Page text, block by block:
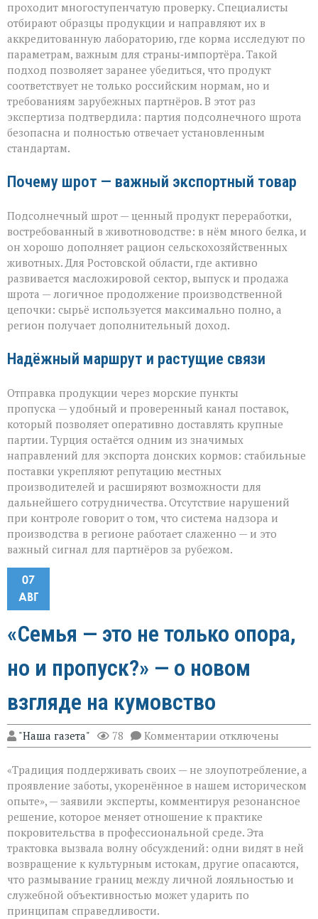
проходит многоступенчатую проверку. Специалисты
отбирают образцы продукции и направляют их в
аккредитованную лабораторию, где корма исследуют по
параметрам, важным для страны‑импортёра. Такой
подход позволяет заранее убедиться, что продукт
соответствует не только российским нормам, но и
требованиям зарубежных партнёров. В этот раз
экспертиза подтвердила: партия подсолнечного шрота
безопасна и полностью отвечает установленным
стандартам.
Почему шрот — важный экспортный товар
Подсолнечный шрот — ценный продукт переработки,
востребованный в животноводстве: в нём много белка, и
он хорошо дополняет рацион сельскохозяйственных
животных. Для Ростовской области, где активно
развивается масложировой сектор, выпуск и продажа
шрота — логичное продолжение производственной
цепочки: сырьё используется максимально полно, а
регион получает дополнительный доход.
Надёжный маршрут и растущие связи
Отправка продукции через морские пункты
пропуска — удобный и проверенный канал поставок,
который позволяет оперативно доставлять крупные
партии. Турция остаётся одним из значимых
направлений для экспорта донских кормов: стабильные
поставки укрепляют репутацию местных
производителей и расширяют возможности для
дальнейшего сотрудничества. Отсутствие нарушений
при контроле говорит о том, что система надзора и
производства в регионе работает слаженно — и это
важный сигнал для партнёров за рубежом.
07
АВГ
«Семья — это не только опора,
но и пропуск?» — о новом
взгляде на кумовство
"Наша газета" 78 Комментарии к
записи
не
только
но
и
пропуск?» — о
новом
взгляде
на
кумовство
отключены
«Традиция поддерживать своих — не злоупотребление, а
проявление заботы, укоренённое в нашем историческом
опыте», — заявили эксперты, комментируя резонансное
решение, которое меняет отношение к практике
покровительства в профессиональной среде. Эта
трактовка вызвала волну обсуждений: одни видят в ней
возвращение к культурным истокам, другие опасаются,
что размывание границ между личной лояльностью и
служебной объективностью может ударить по
принципам справедливости.